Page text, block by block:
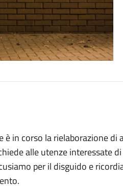
è in corso la rielaborazione
alle utenze interessate
per il disguido e